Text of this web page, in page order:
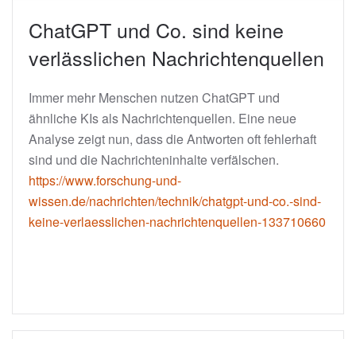
ChatGPT und Co. sind keine
verlässlichen Nachrichtenquellen
Immer mehr Menschen nutzen ChatGPT und
ähnliche KIs als Nachrichtenquellen. Eine neue
Analyse zeigt nun, dass die Antworten oft fehlerhaft
sind und die Nachrichteninhalte verfälschen.
https://www.forschung-und-
wissen.de/nachrichten/technik/chatgpt-und-co.-sind-
keine-verlaesslichen-nachrichtenquellen-133710660